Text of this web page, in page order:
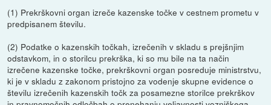
(1) Prekrškovni organ izreče kazenske točke v cestnem prometu v
predpisanem številu.
(2) Podatke o kazenskih točkah, izrečenih v skladu s prejšnjim
odstavkom, in o storilcu prekrška, ki so mu bile na ta način
izrečene kazenske točke, prekrškovni organ posreduje ministrstvu,
ki je v skladu z zakonom pristojno za vodenje skupne evidence o
številu izrečenih kazenskih točk za posamezne storilce prekrškov